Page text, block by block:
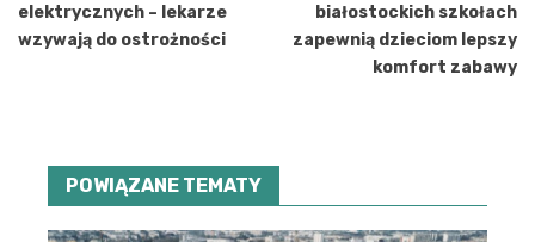
elektrycznych – lekarze
wzywają do ostrożności
białostockich szkołach
zapewnią dzieciom lepszy
komfort zabawy
POWIĄZANE TEMATY